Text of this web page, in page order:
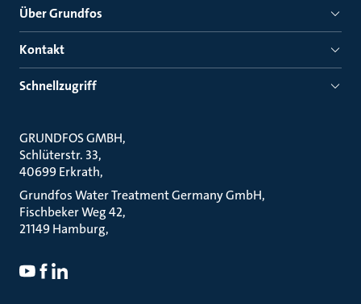
Über Grundfos
Kontakt
Schnellzugriff
GRUNDFOS GMBH
Schlüterstr. 33
40699 Erkrath
Grundfos Water Treatment Germany GmbH
Fischbeker Weg 42
21149 Hamburg